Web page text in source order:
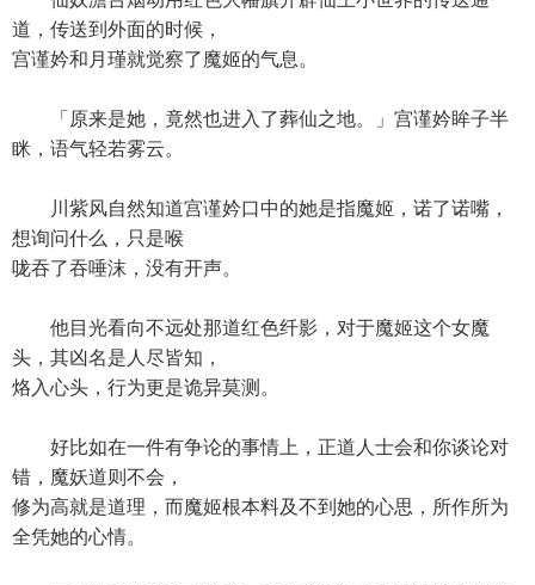
道，传送到外面的时候，
宫谨妗和月瑾就觉察了魔姬的气息。
「原来是她，竟然也进入了葬仙之地。」宫谨妗眸子半
眯，语气轻若雾云。
川紫风自然知道宫谨妗口中的她是指魔姬，诺了诺嘴，
想询问什么，只是喉
咙吞了吞唾沫，没有开声。
他目光看向不远处那道红色纤影，对于魔姬这个女魔
头，其凶名是人尽皆知，
烙入心头，行为更是诡异莫测。
好比如在一件有争论的事情上，正道人士会和你谈论对
错，魔妖道则不会，
修为高就是道理，而魔姬根本料及不到她的心思，所作所为
全凭她的心情。